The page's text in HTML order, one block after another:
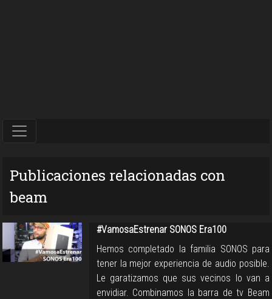
Publicaciones relacionadas con
beam
#VamosaEstrenar SONOS Era100
Hemos completado la familia SONOS para
tener la mejor experiencia de audio posible.
Le garatizamos que sus vecinos lo van a
envidiar. Combinamos la barra de tv Beam